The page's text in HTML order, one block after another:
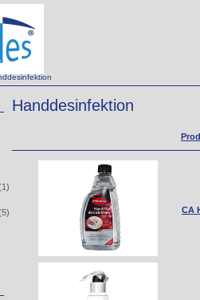
Handdesinfektion
CA